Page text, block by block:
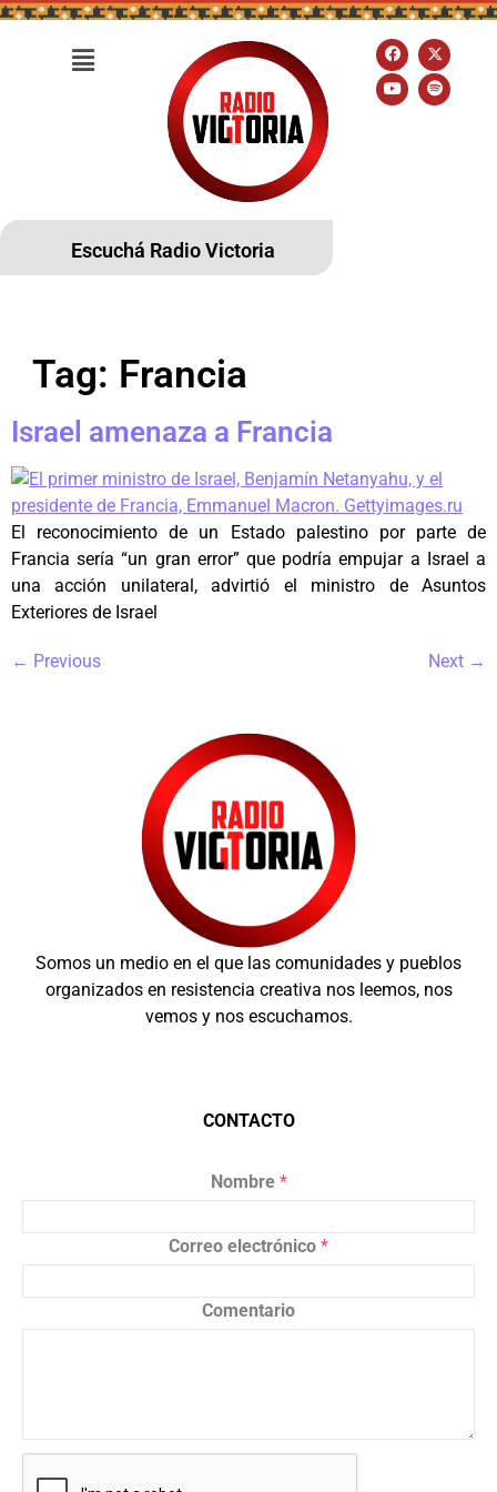
Escuchá Radio Victoria
Tag: Francia
Israel amenaza a Francia
El reconocimiento de un Estado palestino por parte de
Francia sería “un gran error” que podría empujar a Israel a
una acción unilateral, advirtió el ministro de Asuntos
Exteriores de Israel
← Previous Next →
Somos un medio en el que las comunidades y pueblos
organizados en resistencia creativa nos leemos, nos
vemos y nos escuchamos.
CONTACTO
Nombre *
Correo electrónico *
Comentario